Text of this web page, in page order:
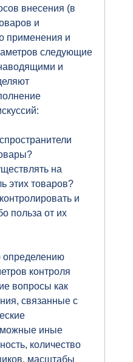
внесения (в
и
применения и
следующие
и
на
этих товаров?
и
польза от их
определению
контроля
вопросы как
связанные с
иные
количество
масштабы